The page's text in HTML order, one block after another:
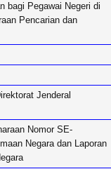
bagi Pegawai Negeri di
Pencarian dan
Jenderal
Nomor SE-
Negara dan Laporan